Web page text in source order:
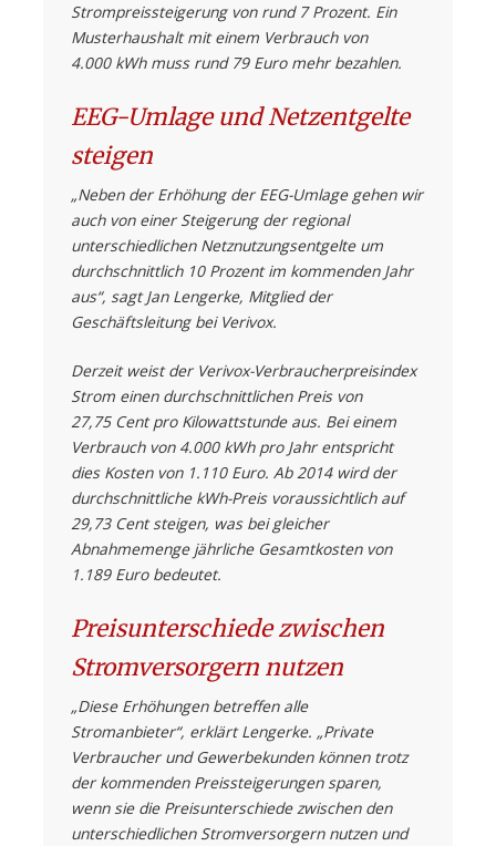
Strompreissteigerung von rund 7 Prozent. Ein
Musterhaushalt mit einem Verbrauch von
4.000 kWh muss rund 79 Euro mehr bezahlen.
EEG-Umlage und Netzentgelte
steigen
„Neben der Erhöhung der EEG-Umlage gehen wir
auch von einer Steigerung der regional
unterschiedlichen Netznutzungsentgelte um
durchschnittlich 10 Prozent im kommenden Jahr
aus“, sagt Jan Lengerke, Mitglied der
Geschäftsleitung bei Verivox.
Derzeit weist der Verivox-Verbraucherpreisindex
Strom einen durchschnittlichen Preis von
27,75 Cent pro Kilowattstunde aus. Bei einem
Verbrauch von 4.000 kWh pro Jahr entspricht
dies Kosten von 1.110 Euro. Ab 2014 wird der
durchschnittliche kWh-Preis voraussichtlich auf
29,73 Cent steigen, was bei gleicher
Abnahmemenge jährliche Gesamtkosten von
1.189 Euro bedeutet.
Preisunterschiede zwischen
Stromversorgern nutzen
„Diese Erhöhungen betreffen alle
Stromanbieter“, erklärt Lengerke. „Private
Verbraucher und Gewerbekunden können trotz
der kommenden Preissteigerungen sparen,
wenn sie die Preisunterschiede zwischen den
unterschiedlichen Stromversorgern nutzen und